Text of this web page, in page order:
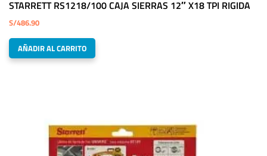
STARRETT RS1218/100 CAJA SIERRAS 12″ X18 TPI RIGIDA
S/486.90
AÑADIR AL CARRITO